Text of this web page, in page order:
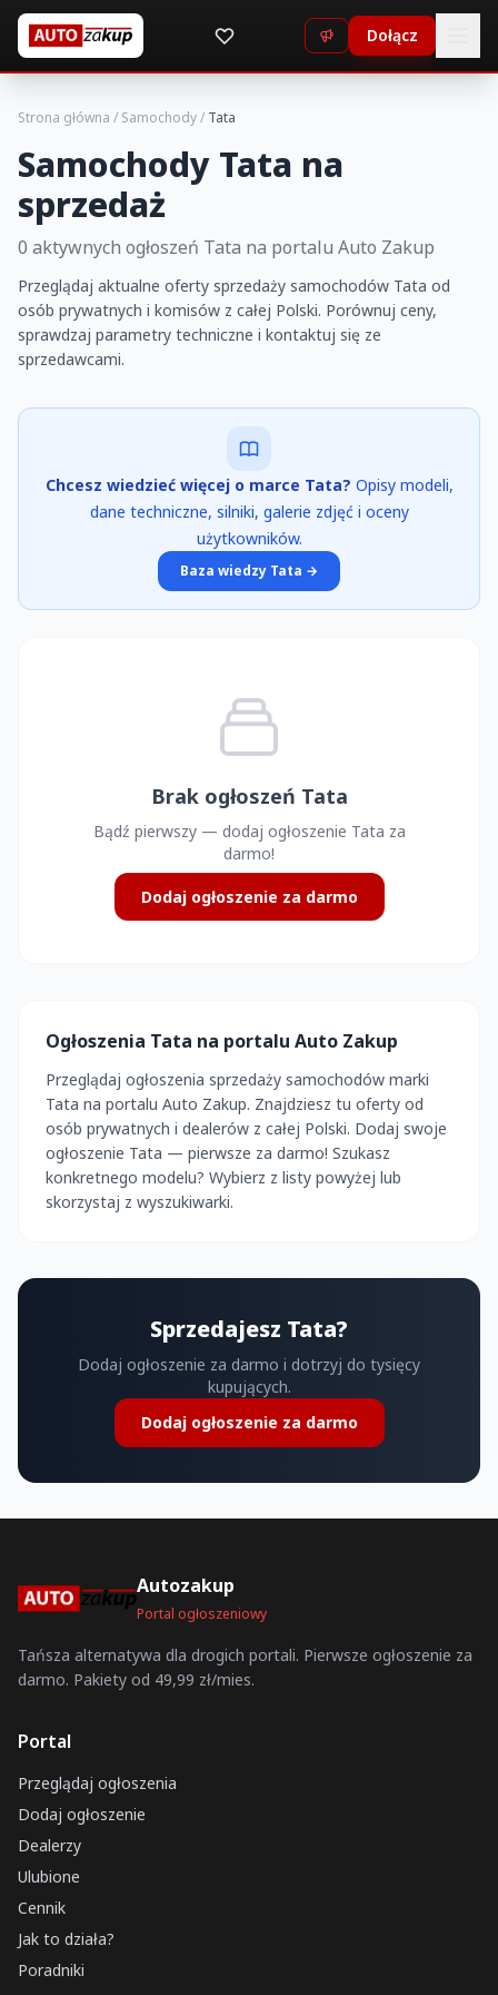
Dołącz
Strona główna / Samochody/ Tata
Samochody Tata na
sprzedaż
0 aktywnych ogłoszeń Tata na portalu Auto Zakup
Przeglądaj aktualne oferty sprzedaży samochodów Tata od
osób prywatnych i komisów z całej Polski. Porównuj ceny,
sprawdzaj parametry techniczne i kontaktuj się ze
sprzedawcami.
Chcesz wiedzieć więcej o marce Tata? Opisy modeli,
dane techniczne, silniki, galerie zdjęć i oceny
użytkowników.
Baza wiedzy Tata →
Brak ogłoszeń Tata
Bądź pierwszy — dodaj ogłoszenie Tata za
darmo!
Dodaj ogłoszenie za darmo
Ogłoszenia Tata na portalu Auto Zakup
Przeglądaj ogłoszenia sprzedaży samochodów marki
Tata na portalu Auto Zakup. Znajdziesz tu oferty od
osób prywatnych i dealerów z całej Polski. Dodaj swoje
ogłoszenie Tata — pierwsze za darmo! Szukasz
konkretnego modelu? Wybierz z listy powyżej lub
skorzystaj z wyszukiwarki.
Sprzedajesz Tata?
Dodaj ogłoszenie za darmo i dotrzyj do tysięcy
kupujących.
Dodaj ogłoszenie za darmo
Autozakup
Portal ogłoszeniowy
Tańsza alternatywa dla drogich portali. Pierwsze ogłoszenie za
darmo. Pakiety od 49,99 zł/mies.
Portal
Przeglądaj ogłoszenia
Dodaj ogłoszenie
Dealerzy
Ulubione
Cennik
Jak to działa?
Poradniki